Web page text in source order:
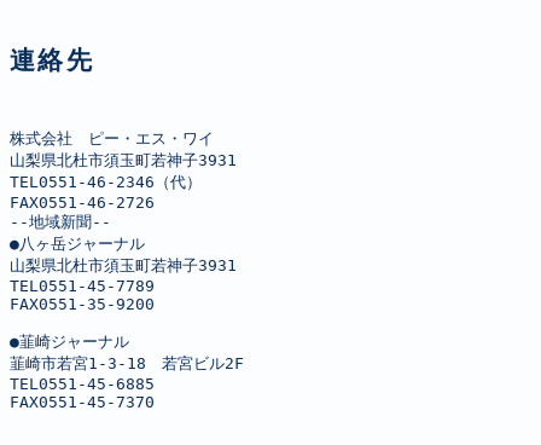
連絡先
株式会社　ピー・エス・ワイ
山梨県北杜市須玉町若神子3931
TEL0551-46-2346（代）
FAX0551-46-2726
--地域新聞--
●八ヶ岳ジャーナル
山梨県北杜市須玉町若神子3931
TEL0551-45-7789
FAX0551-35-9200
●韮崎ジャーナル
韮崎市若宮1-3-18　若宮ビル2F
TEL0551-45-6885
FAX0551-45-7370